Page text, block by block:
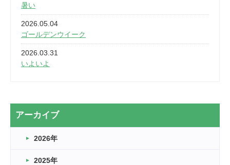
暑い
2026.05.04
ゴールデンウイーク
2026.03.31
いよいよ
2026.03.20
なぎなた
2026.03.16
アーカイブ
2026年
2025年